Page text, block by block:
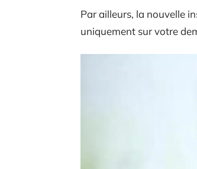
Par ailleurs, la nouvelle
uniquement sur votre